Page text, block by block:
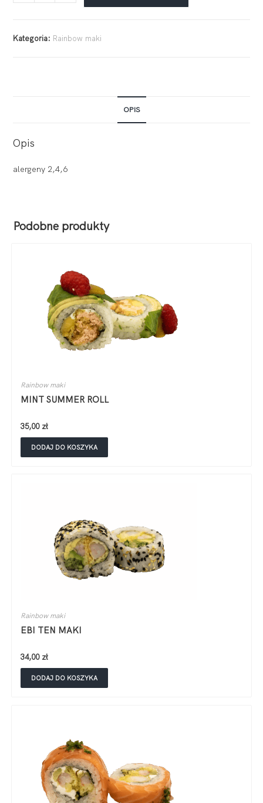
Kategoria: Rainbow maki
OPIS
Opis
alergeny 2,4,6
Podobne produkty
Rainbow maki
MINT SUMMER ROLL
35,00 zł
DODAJ DO KOSZYKA
Rainbow maki
EBI TEN MAKI
34,00 zł
DODAJ DO KOSZYKA